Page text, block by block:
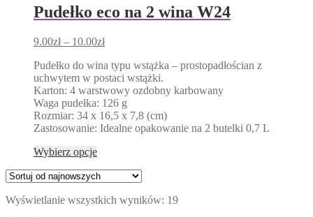
wiele
wariantów.
można
na
stronie
produktu
Pudełko eco na 2 wina W24
9.00zł – 10.00złZakres
od
9.00zł
do
10.00zł
Pudełko do wina typu wstążka – prostopadłościan z
uchwytem w postaci wstążki.
Karton: 4 warstwowy ozdobny karbowany
Waga pudełka: 126 g
Rozmiar: 34 x 16,5 x 7,8 (cm)
Zastosowanie: Idealne opakowanie na 2 butelki 0,7 L
Wybierz opcjeTen
ma
wariantów.
Wyświetlanie wszystkich wyników: 19Posortowane